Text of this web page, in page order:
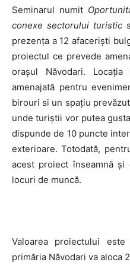
Seminarul numit
conexe sectorului turistic
prezenţa a 12 afacerişti
proiectul ce prevede
oraşul Năvodari.
amenajată pentru
birouri si un spaţiu
unde turiștii vor putea
dispunde de 10 puncte
exterioare. Totodată,
acest proiect înseamnă
locuri de muncă.
Valoarea proiectului
primăria Năvodari va aloca